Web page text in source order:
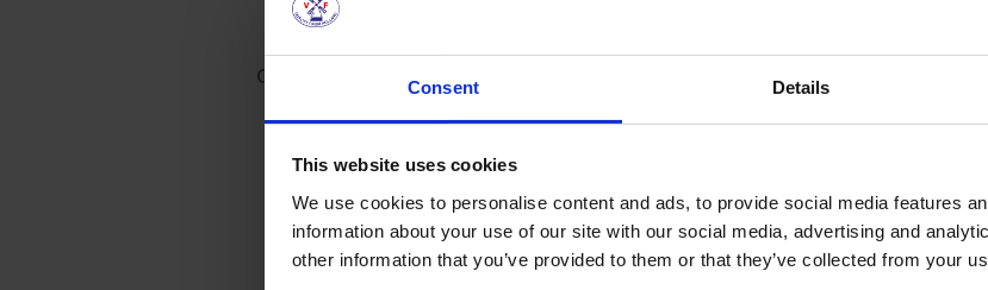
Consent Details
This website uses cookies
We use cookies to personalise content and ads, to provide social media features
information about your use of our site with our social media, advertising and
other information that you’ve provided to them or that they’ve collected from your
Ons verhaal begon in 1826 in de buurt van de haven van Rotterdam
In de loop der decennia zijn we uitgegroeid tot een
bekend van hoogwaardige oliën, vetten, margarine en sauzen -
recepten of aangepast aan de wensen van